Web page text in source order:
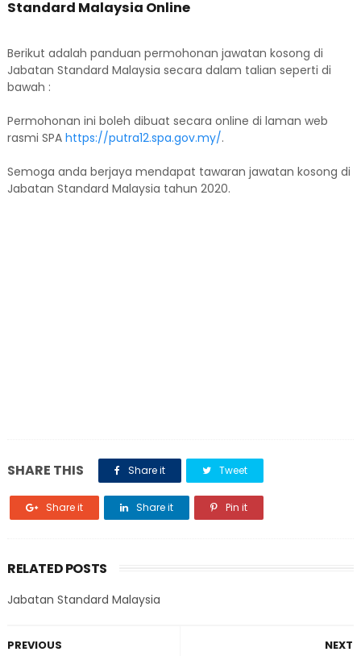
Standard Malaysia Online
Berikut adalah panduan permohonan jawatan kosong di
Jabatan Standard Malaysia secara dalam talian seperti di
bawah :
Permohonan ini boleh dibuat secara online di laman web
rasmi SPA https://putra12.spa.gov.my/.
Semoga anda berjaya mendapat tawaran jawatan kosong di
Jabatan Standard Malaysia tahun 2020.
SHARE THIS Share it Tweet
Share it Share it Pin it
RELATED POSTS
Jabatan Standard Malaysia
NEXT
PREVIOUS